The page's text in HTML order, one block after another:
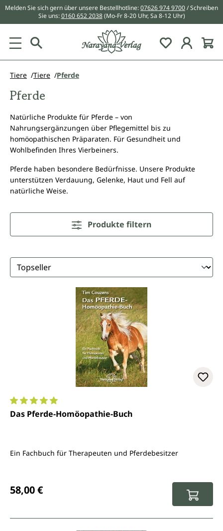
springen
Melden Sie sich gern über unsere Bestellhotline:07626 974 9700/ Schreiben
Sie uns:0160 652 2038 (Mo-Fr 8-20 Uhr, Sa 8-12 Uhr)
Du hast 0
Tiere Tiere Pferde
Pferde
Natürliche Produkte für Pferde – von
Nahrungsergänzungen über Pflegemittel bis zu
homöopathischen Präparaten. Für Gesundheit und
Wohlbefinden Ihres Vierbeiners.
Pferde haben besondere Bedürfnisse. Unsere Produkte
unterstützen Verdauung, Gelenke, Haut und Fell auf
natürliche Weise.
Produkte filtern
Durchschnittliche Bewertung von 5 von 5 Sternen
Das Pferde-Homöopathie-Buch
Ein Fachbuch für Therapeuten und Pferdebesitzer
58,00 €